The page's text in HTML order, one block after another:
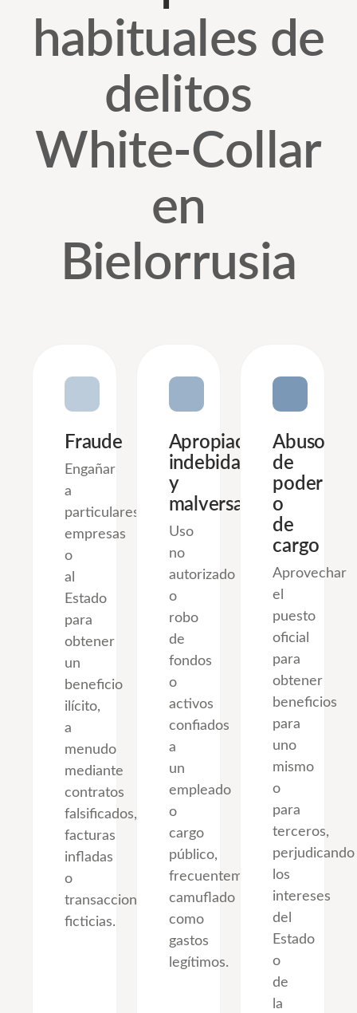
habituales de
delitos
White-Collar
en
Bielorrusia
Fraude
Engañar
a
particulares,
empresas
o
al
Estado
para
obtener
un
beneficio
ilícito,
a
menudo
mediante
contratos
falsificados,
facturas
infladas
o
transacciones
ficticias.
Apropiación
indebida
y
malversación
Uso
no
autorizado
o
robo
de
fondos
o
activos
confiados
a
un
empleado
o
cargo
público,
frecuentemente
camuflado
como
gastos
legítimos.
Abuso
de
poder
o
de
cargo
Aprovechar
el
puesto
oficial
para
obtener
beneficios
para
uno
mismo
o
para
terceros,
perjudicando
los
intereses
del
Estado
o
de
la